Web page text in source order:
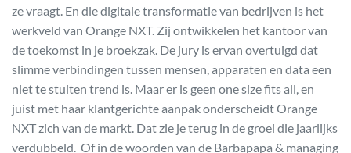
ze vraagt. En die digitale transformatie van bedrijven is het
werkveld van Orange NXT. Zij ontwikkelen het kantoor van
de toekomst in je broekzak. De jury is ervan overtuigd dat
slimme verbindingen tussen mensen, apparaten en data een
niet te stuiten trend is. Maar er is geen one size fits all, en
juist met haar klantgerichte aanpak onderscheidt Orange
NXT zich van de markt. Dat zie je terug in de groei die jaarlijks
verdubbeld. Of in de woorden van de Barbapapa & managing